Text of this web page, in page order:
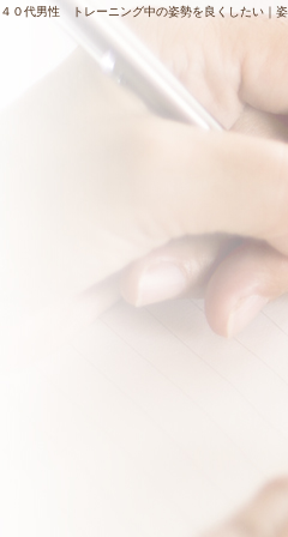
４０代男性 トレーニング中の姿勢を良くしたい｜